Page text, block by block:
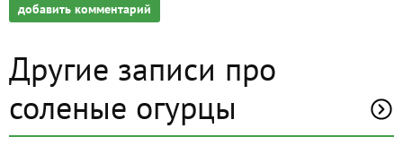
добавить комментарий
Другие записи про
соленые огурцы